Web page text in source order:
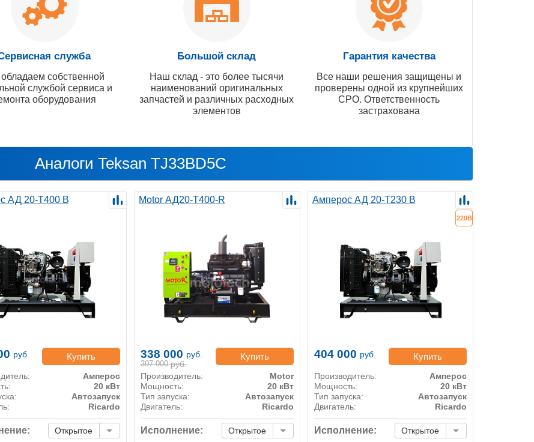
служба
собственной
службой сервиса и
оборудования
Большой склад
Наш склад - это более тысячи
наименований оригинальных
запчастей и различных расходных
элементов
Гарантия качества
Все наши решения защищены и
проверены одной из крупнейших
СРО. Ответственность
застрахована
Аналоги Teksan TJ33BD5C
АД 20-Т400 B
руб. Купить
Амперос
20 кВт
Автозапуск
Ricardo
Открытое
Motor АД20-Т400-R
397 000 руб.
338 000 руб. Купить
Производитель:
Motor
Мощность:
20 кВт
Тип запуска:
Автозапуск
Двигатель:
Ricardo
Исполнение: Открытое
Амперос АД 20-Т230 B
220В
404 000 руб. Купить
Производитель:
Амперос
Мощность:
20 кВт
Тип запуска:
Автозапуск
Двигатель:
Ricardo
Исполнение: Открытое